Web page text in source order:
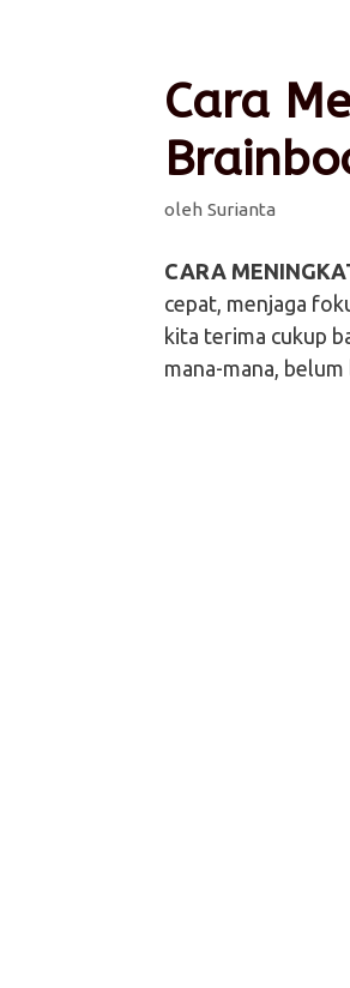
Cara
oleh Surianta
CARA
cepat, menjaga
kita terima cukup
mana-mana,